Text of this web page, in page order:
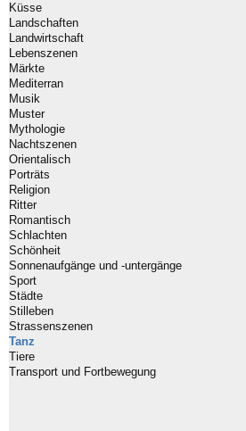
Küsse
Landschaften
Landwirtschaft
Lebenszenen
Märkte
Mediterran
Musik
Muster
Mythologie
Nachtszenen
Orientalisch
Porträts
Religion
Ritter
Romantisch
Schlachten
Schönheit
Sonnenaufgänge und -untergänge
Sport
Städte
Stilleben
Strassenszenen
Tanz
Tiere
Transport und Fortbewegung